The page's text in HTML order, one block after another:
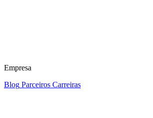
Empresa
Blog Parceiros Carreiras